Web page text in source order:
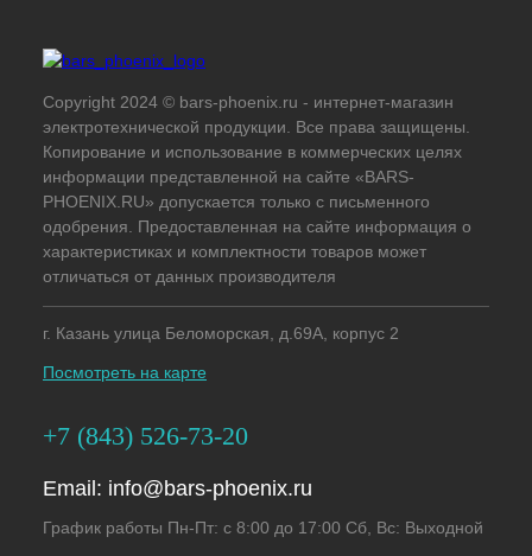
Copyright 2024 © bars-phoenix.ru - интернет-магазин
электротехнической продукции. Все права защищены.
Копирование и использование в коммерческих целях
информации представленной на сайте «BARS-
PHOENIX.RU» допускается только с письменного
одобрения. Предоставленная на сайте информация о
характеристиках и комплектности товаров может
отличаться от данных производителя
г. Казань улица Беломорская, д.69А, корпус 2
Посмотреть на карте
+7 (843) 526-73-20
Email: info@bars-phoenix.ru
График работы Пн-Пт: с 8:00 до 17:00 Сб, Вс: Выходной